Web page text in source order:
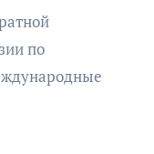
по